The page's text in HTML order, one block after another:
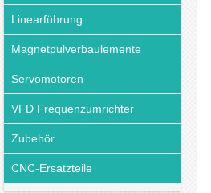
Linearführung
Magnetpulverbaulemente
Servomotoren
VFD Frequenzumrichter
Zubehör
CNC-Ersatzteile